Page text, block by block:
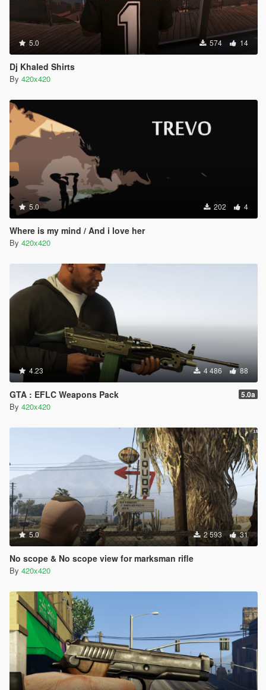
5.0 574 14
Dj Khaled Shirts
By 420x420
5.0 202 4
Where is my mind / And i love her
By 420x420
4.23 4 486 88
GTA : EFLC Weapons Pack 5.0a
By 420x420
5.0 2 593 31
No scope & No scope view for marksman rifle
By 420x420